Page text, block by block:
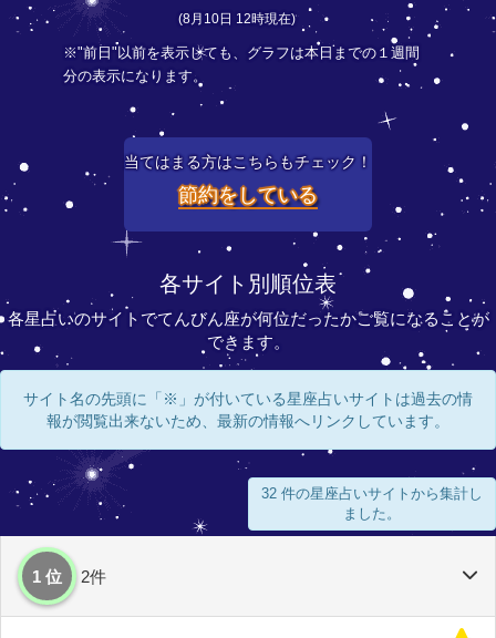
(8月10日 12時現在)
※"前日"以前を表示しても、グラフは本日までの１週間
分の表示になります。
当てはまる方はこちらもチェック！
節約をしている
各サイト別順位表
各星占いのサイトでてんびん座が何位だったかご覧になることが
できます。
サイト名の先頭に「※」が付いている星座占いサイトは過去の情
報が閲覧出来ないため、最新の情報へリンクしています。
32 件の星座占いサイトから集計し
ました。
1 位 2件